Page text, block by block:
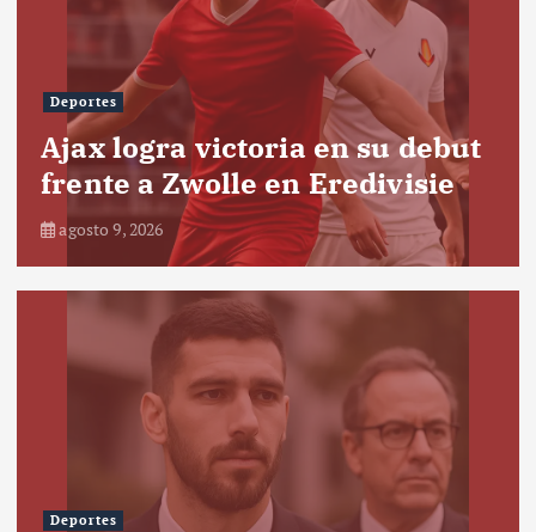
Deportes
Ajax logra victoria en su debut
frente a Zwolle en Eredivisie
agosto 9, 2026
Deportes